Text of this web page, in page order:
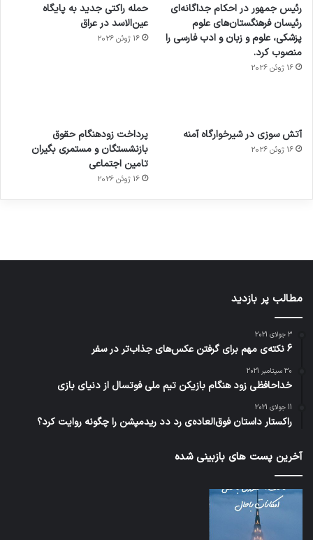
رئیس جمهور در احکام جداگانه‌ای
رئیسان فرهنگستان‌های علوم
پزشکی، علوم و زبان و ادب فارسی را
منصوب کرد.
16 ژوئن 2026
حمله راکتی جدید به پایگاه
عین‌الاسد در عراق
16 ژوئن 2026
آتش سوزی در شیرخوارگاه آمنه
16 ژوئن 2026
پرداخت زودهنگام حقوق
بازنشستگان و مستمری بگیران
تامین اجتماعی
16 ژوئن 2026
برای
کشف
توسط
مجازی
…
ساعت
هوشمند
با طعم
توسط
ژاکت
در
های
2023
توسط
مطالب پر بازدید
3 جولای 2021
6 نکته‌ی مهم برای گرفتن عکس‌های جذاب‌تر در سفر
30 سپتامبر 2021
خداحافظی زود هنگام بازیکن تیم ملی فوتسال از دنیای بازی
11 جولای 2021
راکستار داستان فوق‌العاده‌ی رد دد ریدمپشن را چگونه روایت کرد؟
آخرین پست های بازبینی شده